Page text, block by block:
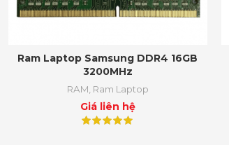
Ram Laptop Samsung DDR4 16GB
3200MHz
RAM Ram Laptop
Giá liên hệ